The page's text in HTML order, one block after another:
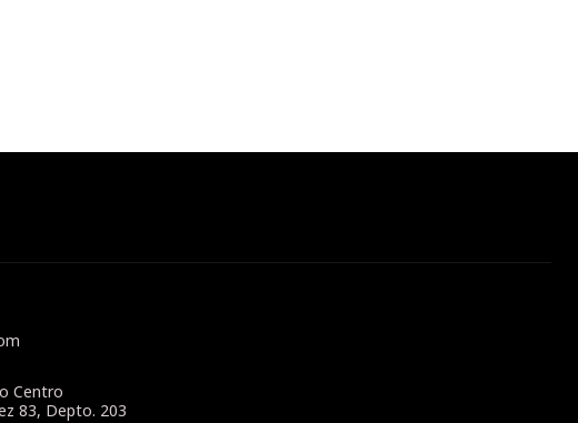
Centro
83, Depto. 203